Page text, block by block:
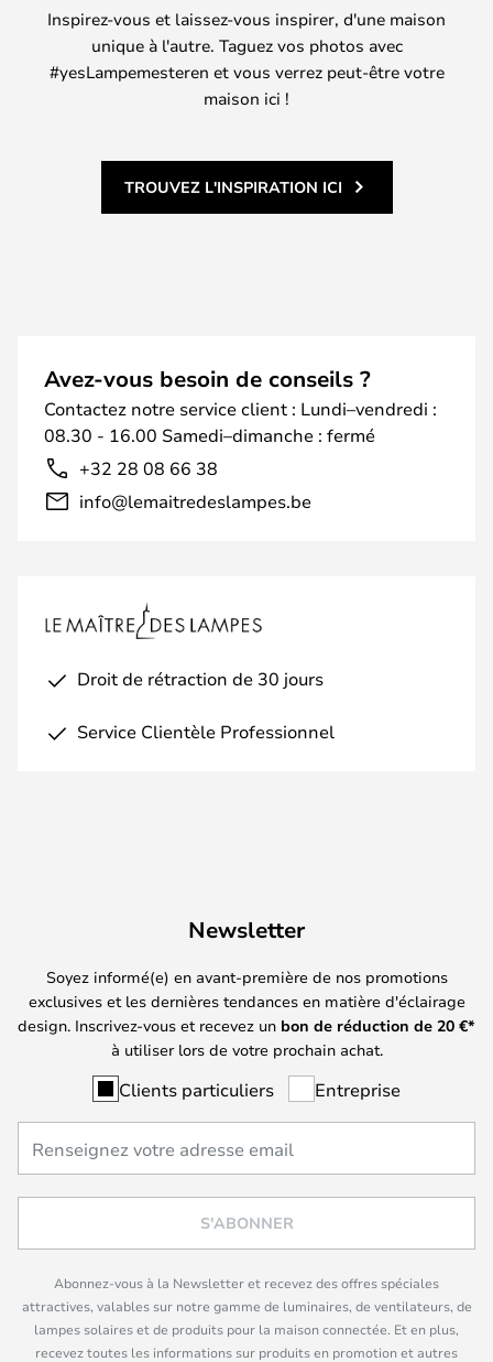
Inspirez-vous et laissez-vous inspirer, d'une maison
unique à l'autre. Taguez vos photos avec
#yesLampemesteren et vous verrez peut-être votre
maison ici !
TROUVEZ L'INSPIRATION ICI
Avez-vous besoin de conseils ?
Contactez notre service client : Lundi–vendredi :
08.30 - 16.00 Samedi–dimanche : fermé
+32 28 08 66 38
info@lemaitredeslampes.be
Droit de rétraction de 30 jours
Service Clientèle Professionnel
Newsletter
Soyez informé(e) en avant-première de nos promotions
exclusives et les dernières tendances en matière d'éclairage
design. Inscrivez-vous et recevez un bon de réduction de 20 €*
à utiliser lors de votre prochain achat.
Clients particuliers Entreprise
S'ABONNER
Abonnez-vous à la Newsletter et recevez des offres spéciales
attractives, valables sur notre gamme de luminaires, de ventilateurs, de
lampes solaires et de produits pour la maison connectée. Et en plus,
recevez toutes les informations sur produits en promotion et autres